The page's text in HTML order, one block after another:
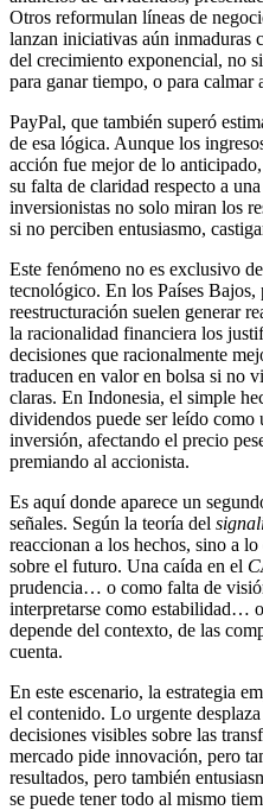
Otros reformulan líneas de
lanzan iniciativas aún inmaduras
del crecimiento exponencial, no
para ganar tiempo, o para calmar
PayPal, que también superó
de esa lógica. Aunque los
acción fue mejor de lo
su falta de claridad respecto a
inversionistas no solo miran los
si no perciben entusiasmo,
Este fenómeno no es exclusivo
tecnológico. En los Países
reestructuración suelen generar
la racionalidad financiera los
decisiones que racionalmente
traducen en valor en bolsa si no
claras. En Indonesia, el simple
dividendos puede ser leído como
inversión, afectando el precio
premiando al accionista.
Es aquí donde aparece un
señales. Según la teoría del
reaccionan a los hechos, sino a
sobre el futuro. Una caída en el
prudencia… o como falta de
interpretarse como estabilidad…
depende del contexto, de las
cuenta.
En este escenario, la estrategia
el contenido. Lo urgente
decisiones visibles sobre las
mercado pide innovación, pero
resultados, pero también
se puede tener todo al mismo